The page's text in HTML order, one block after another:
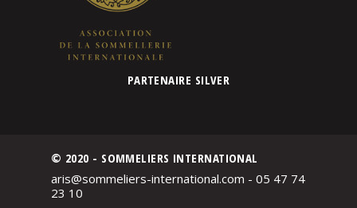
PARTENAIRE SILVER
© 2020 - SOMMELIERS INTERNATIONAL
aris@sommeliers-international.com - 05 47 74
23 10